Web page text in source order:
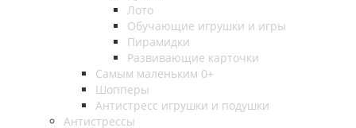
Лото
Обучающие игрушки и игры
Пирамидки
Развивающие карточки
Самым маленьким 0+
Шопперы
Антистресс игрушки и подушки
Антистрессы